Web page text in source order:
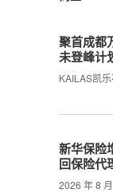
聚首成都
未登峰计
KAILAS凯
新华保险
回保险代
2026 年 8